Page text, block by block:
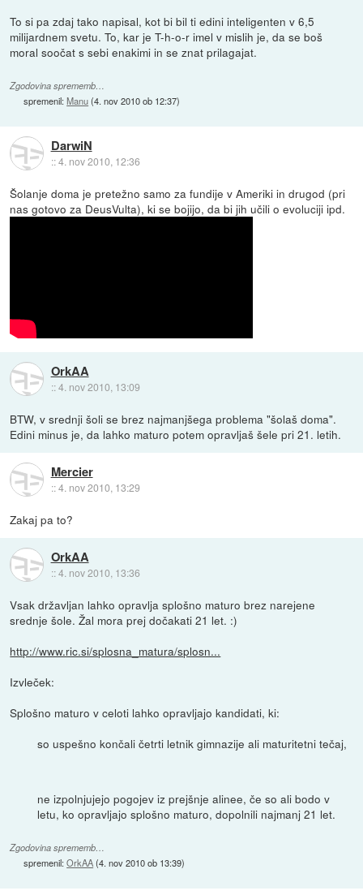
To si pa zdaj tako napisal, kot bi bil ti edini inteligenten v 6,5
milijardnem svetu. To, kar je T-h-o-r imel v mislih je, da se boš
moral soočat s sebi enakimi in se znat prilagajat.
Zgodovina sprememb…
spremenil:Manu(4. nov 2010 ob 12:37)
DarwiN
::4. nov 2010, 12:36
Šolanje doma je pretežno samo za fundije v Ameriki in drugod (pri
nas gotovo za DeusVulta), ki se bojijo, da bi jih učili o evoluciji ipd.
OrkAA
::4. nov 2010, 13:09
BTW, v srednji šoli se brez najmanjšega problema "šolaš doma".
Edini minus je, da lahko maturo potem opravljaš šele pri 21. letih.
Mercier
::4. nov 2010, 13:29
Zakaj pa to?
OrkAA
::4. nov 2010, 13:36
Vsak državljan lahko opravlja splošno maturo brez narejene
srednje šole. Žal mora prej dočakati 21 let. :)
http://www.ric.si/splosna_matura/splosn...
Izvleček:
Splošno maturo v celoti lahko opravljajo kandidati, ki:
so uspešno končali četrti letnik gimnazije ali maturitetni tečaj,
ne izpolnjujejo pogojev iz prejšnje alinee, če so ali bodo v
letu, ko opravljajo splošno maturo, dopolnili najmanj 21 let.
Zgodovina sprememb…
spremenil:OrkAA(4. nov 2010 ob 13:39)